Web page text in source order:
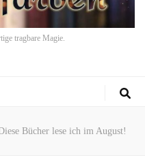
tragbare Magie.
Bücher lese ich im August!